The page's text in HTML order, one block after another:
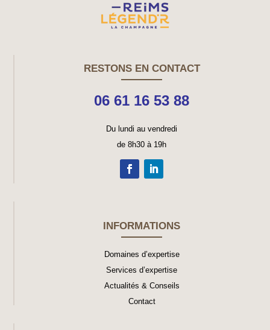
RESTONS EN CONTACT
06 61 16 53 88
Du lundi au vendredi
de 8h30 à 19h
INFORMATIONS
Domaines d’expertise
Services d’expertise
Actualités & Conseils
Contact